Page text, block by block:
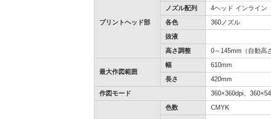
プリントヘッド部
ノズル配列
4ヘッド インライン
各色
360ノズル
抜液
高さ調整
0～145mm（自動高
最大作図範囲
幅
610mm
長さ
420mm
作図モード
360×360dpi、
色数 CMYK